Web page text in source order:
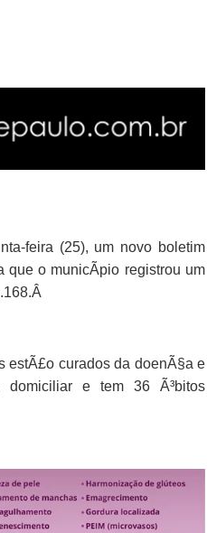
feira (25), um novo boletim
que o municÃ­pio registrou um
estÃ£o curados da doenÃ§a e
domiciliar e tem 36 Ã³bitos